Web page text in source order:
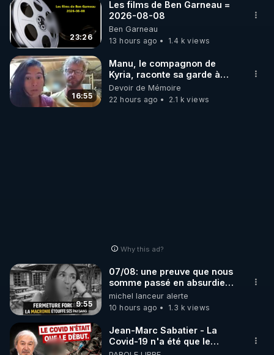
accompagné de Mike Borowski et Jean-Luc
Robert, sur la chaîne YouTube de Géopolitique
Profonde !
>>> GPTV:
https://www.youtube.com/@FranckPengam
>>> Soutenir GPTV par un don:
https://bit.ly/3ubBoN3
23:26
Les films de Ben Garneau =
2026-08-08
Ben Garneau
13 hours ago
1.4 k views
16:55
Manu, le compagnon de
Kyria, raconte sa garde à
vue musclée. PARTAGEZ!
Devoir de Mémoire
22 hours ago
2.1 k views
Why this ad?
9:55
07/08: une preuve que nous
somme passé en absurdie
une dictature qui veut faire
taire ses opposant !
michel lanceur alerte
10 hours ago
1.3 k views
Jean-Marc Sabatier - La
Covid-19 n'a été que le
début - L'ARNm & l'ARNm-aa